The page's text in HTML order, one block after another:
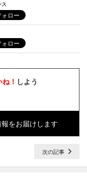
！ しよう
をお届けします
次の記事